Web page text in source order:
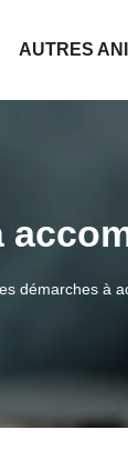
AUTRES
démarches à